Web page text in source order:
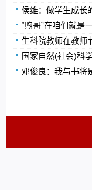
侯维：做学生成长
“煦哥”在咱们就是
生科院教师在教师
国家自然(社会)科
邓俊良：我与书将